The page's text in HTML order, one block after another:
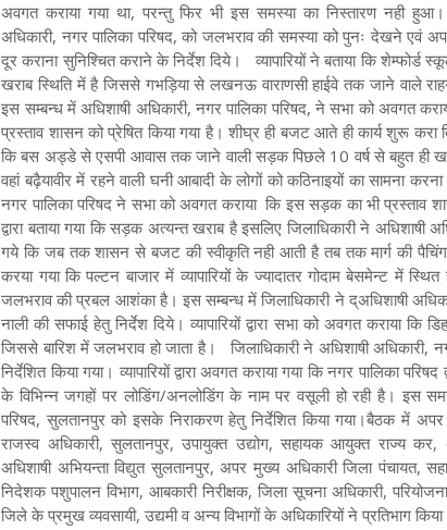
अवगत कराया गया था, परन्तु फिर भी इस समस्या का निस्तारण नही
अधिकारी, नगर पालिका परिषद, को जलभराव की समस्या को पुनः देखने एवं
दूर कराना सुनिश्चित कराने के निर्देश दिये। व्यापारियों ने बताया कि शेम्फोर्ड
खराब स्थिति में है जिससे गभड़िया से लखनऊ वाराणसी हाईवे तक जाने वाले
इस सम्बन्ध में अधिशाषी अधिकारी, नगर पालिका परिषद, ने सभा को अवगत
प्रस्ताव शासन को प्रेषित किया गया है। शीघ्र ही बजट आते ही कार्य शुरू करा
कि बस अड्डे से एसपी आवास तक जाने वाली सड़क पिछले 10 वर्ष से बहुत ही
वहां बढ़ैयावीर में रहने वाली घनी आबादी के लोगों को कठिनाइयों का सामना
नगर पालिका परिषद ने सभा को अवगत कराया कि इस सड़क का भी प्रस्ताव
द्वारा बताया गया कि सड़क अत्यन्त खराब है इसलिए जिलाधिकारी ने अधिशाषी
गये कि जब तक शासन से बजट की स्वीकृति नही आती है तब तक मार्ग की पैचिंग
करया गया कि पल्टन बाजार में व्यापारियों के ज्यादातर गोदाम बेसमेन्ट में
जलभराव की प्रबल आशंका है। इस सम्बन्ध में जिलाधिकारी ने द्अधिशाषी
नाली की सफाई हेतु निर्देश दिये। व्यापारियों द्वारा सभा को अवगत कराया
जिससे बारिश में जलभराव हो जाता है। जिलाधिकारी ने अधिशाषी अधिकारी,
निर्देशित किया गया। व्यापारियों द्वारा अवगत कराया गया कि नगर पालिका
के विभिन्न जगहों पर लोडिंग/अनलोडिंग के नाम पर वसूली हो रही है। इस
परिषद, सुलतानपुर को इसके निराकरण हेतु निर्देशित किया गया।बैठक में
राजस्व अधिकारी, सुलतानपुर, उपायुक्त उद्योग, सहायक आयुक्त राज्य कर,
अधिशाषी अभियन्ता विद्युत सुलतानपुर, अपर मुख्य अधिकारी जिला पंचायत,
निदेशक पशुपालन विभाग, आबकारी निरीक्षक, जिला सूचना अधिकारी,
जिले के प्रमुख व्यवसायी, उद्यमी व अन्य विभागों के अधिकारियों ने प्रतिभाग